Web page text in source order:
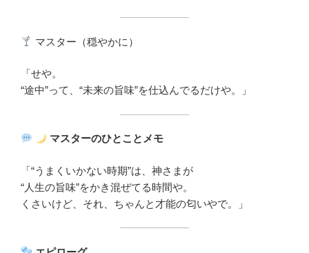
マスター（穏やかに）
「せや。
“途中”って、“未来の旨味”を仕込んでるだけや。」
マスターのひとことメモ
「“うまくいかない時期”は、神さまが
“人生の旨味”をかき混ぜてる時間や。
くさいけど、それ、ちゃんと才能の匂いやで。」